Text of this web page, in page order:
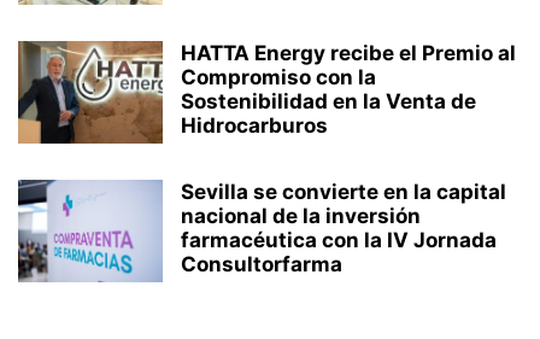
HATTA Energy recibe el Premio al
Compromiso con la
Sostenibilidad en la Venta de
Hidrocarburos
Sevilla se convierte en la capital
nacional de la inversión
farmacéutica con la IV Jornada
Consultorfarma